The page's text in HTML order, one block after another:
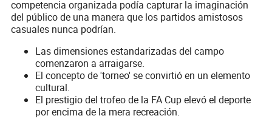
competencia organizada podía capturar la imaginación
del público de una manera que los partidos amistosos
casuales nunca podrían.
Las dimensiones estandarizadas del campo
comenzaron a arraigarse.
El concepto de 'torneo' se convirtió en un elemento
cultural.
El prestigio del trofeo de la FA Cup elevó el deporte
por encima de la mera recreación.